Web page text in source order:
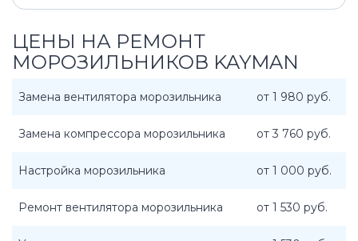
ЦЕНЫ НА РЕМОНТ
МОРОЗИЛЬНИКОВ KAYMAN
Замена вентилятора морозильника от 1 980 руб.
Замена компрессора морозильника от 3 760 руб.
Настройка морозильника от 1 000 руб.
Ремонт вентилятора морозильника от 1 530 руб.